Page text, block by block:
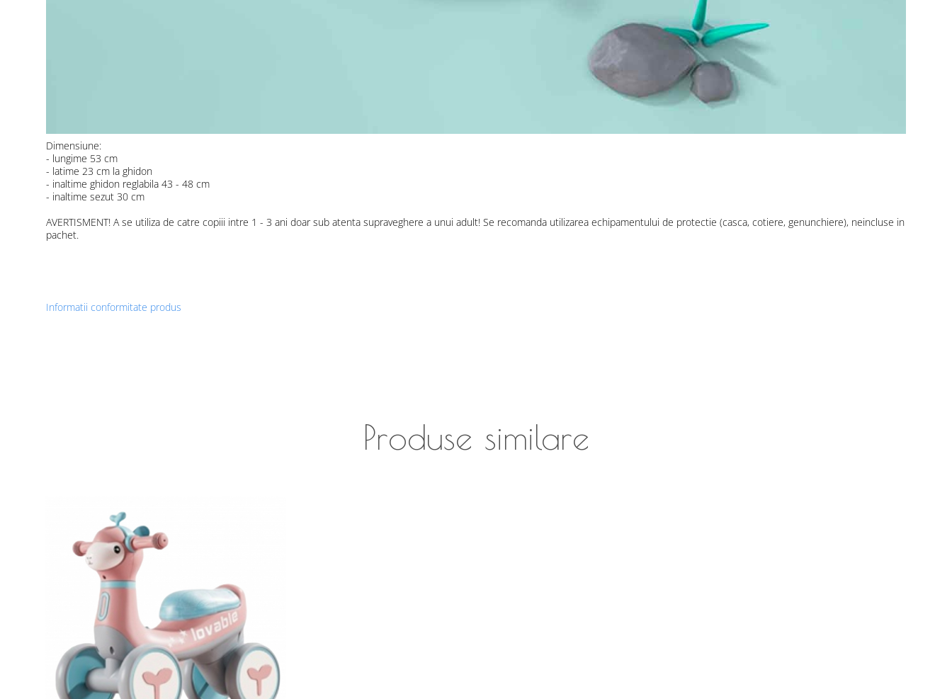
Dimensiune:
- lungime 53 cm
- latime 23 cm la ghidon
- inaltime ghidon reglabila 43 - 48 cm
- inaltime sezut 30 cm
AVERTISMENT! A se utiliza de catre copiii intre 1 - 3 ani doar sub atenta supraveghere a unui adult! Se recomanda utilizarea echipamentului de protectie (casca, cotiere, genunchiere), neincluse in
pachet.
Informatii conformitate produs
Produse similare